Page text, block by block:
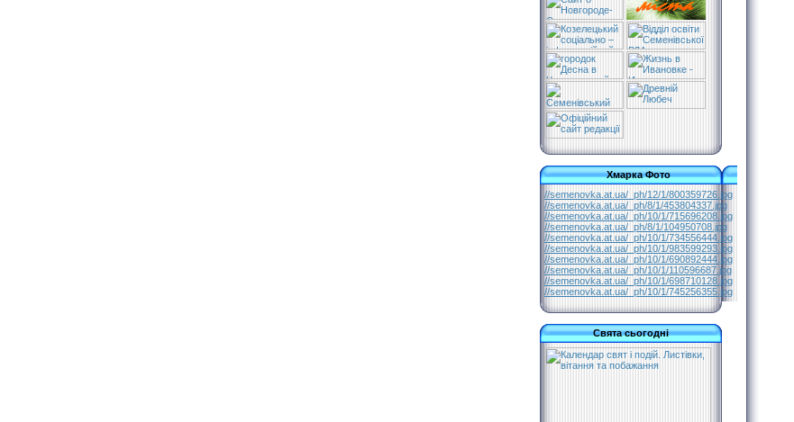
Хмарка Фото
//semenovka.at.ua/_ph/12/1/800359726.jpg
//semenovka.at.ua/_ph/8/1/453804337.jpg
//semenovka.at.ua/_ph/10/1/715696208.jpg
//semenovka.at.ua/_ph/8/1/104950708.jpg
//semenovka.at.ua/_ph/10/1/734556444.jpg
//semenovka.at.ua/_ph/10/1/983599293.jpg
//semenovka.at.ua/_ph/10/1/690892444.jpg
//semenovka.at.ua/_ph/10/1/110596687.jpg
//semenovka.at.ua/_ph/10/1/698710128.jpg
//semenovka.at.ua/_ph/10/1/745256355.jpg
Свята сьогодні